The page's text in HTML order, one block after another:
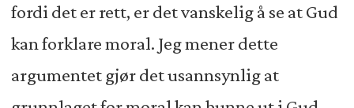
fordi det er rett, er det vanskelig å se at Gud
kan forklare moral. Jeg mener dette
argumentet gjør det usannsynlig at